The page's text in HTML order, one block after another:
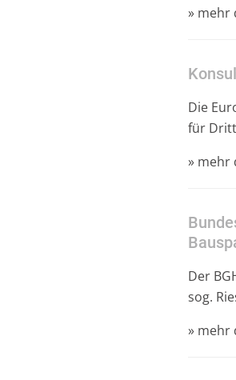
» mehr
Die
für
» mehr
Der
sog.
» mehr